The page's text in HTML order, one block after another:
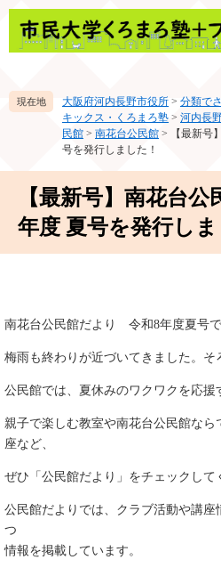
ペ
メ
大阪府河内長野市役所 > 分類で
キックス・くろまろ塾 > 河内長
民館 > 南花台公民館 >
【最新号
号を発行しました！
【最新号】南花台
年度 夏号を発行しま
南花台公民館だより 令和8年度夏号で
梅雨も終わりが近づいてきました。そ
公民館では、夏休みのワクワクを応援
親子で楽しむ教室や南花台公民館な
座など、
ぜひ「公民館だより」をチェックして
公民館だよりでは、クラブ活動や講
つ
情報を掲載しています。